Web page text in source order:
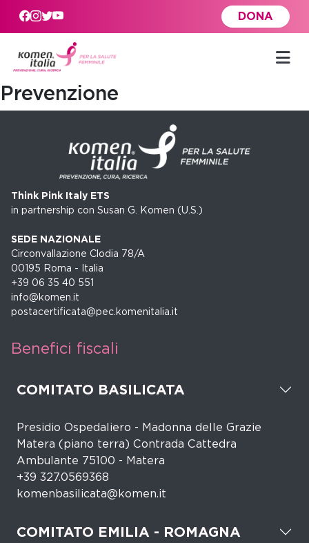
Skip to main content
DONA
Prevenzione
Think Pink Italy ETS
in partnership con Susan G. Komen (U.S.)
SEDE NAZIONALE
Circonvallazione Clodia 78/A
00195 Roma - Italia
+39 06 35 40 551
info@komen.it
postacertificata@pec.komenitalia.it
Benefici fiscali
COMITATO BASILICATA
Presidio Ospedaliero - Madonna delle Grazie
Matera (piano terra) Contrada Cattedra
Ambulante 75100 - Matera
+39 327.0569368
komenbasilicata@komen.it
COMITATO EMILIA - ROMAGNA